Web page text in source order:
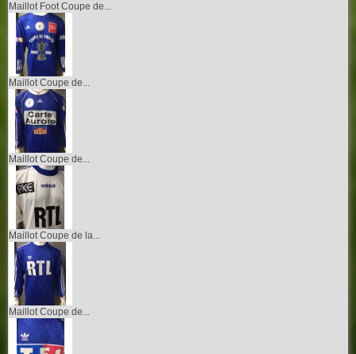
Maillot Foot Coupe de...
Maillot Coupe de...
Maillot Coupe de...
Maillot Coupe de la...
Maillot Coupe de...